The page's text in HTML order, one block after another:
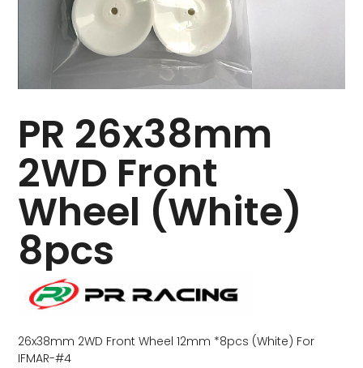
PR 26x38mm
2WD Front
Wheel (White)
8pcs
26x38mm 2WD Front Wheel 12mm *8pcs (White) For
IFMAR-#4